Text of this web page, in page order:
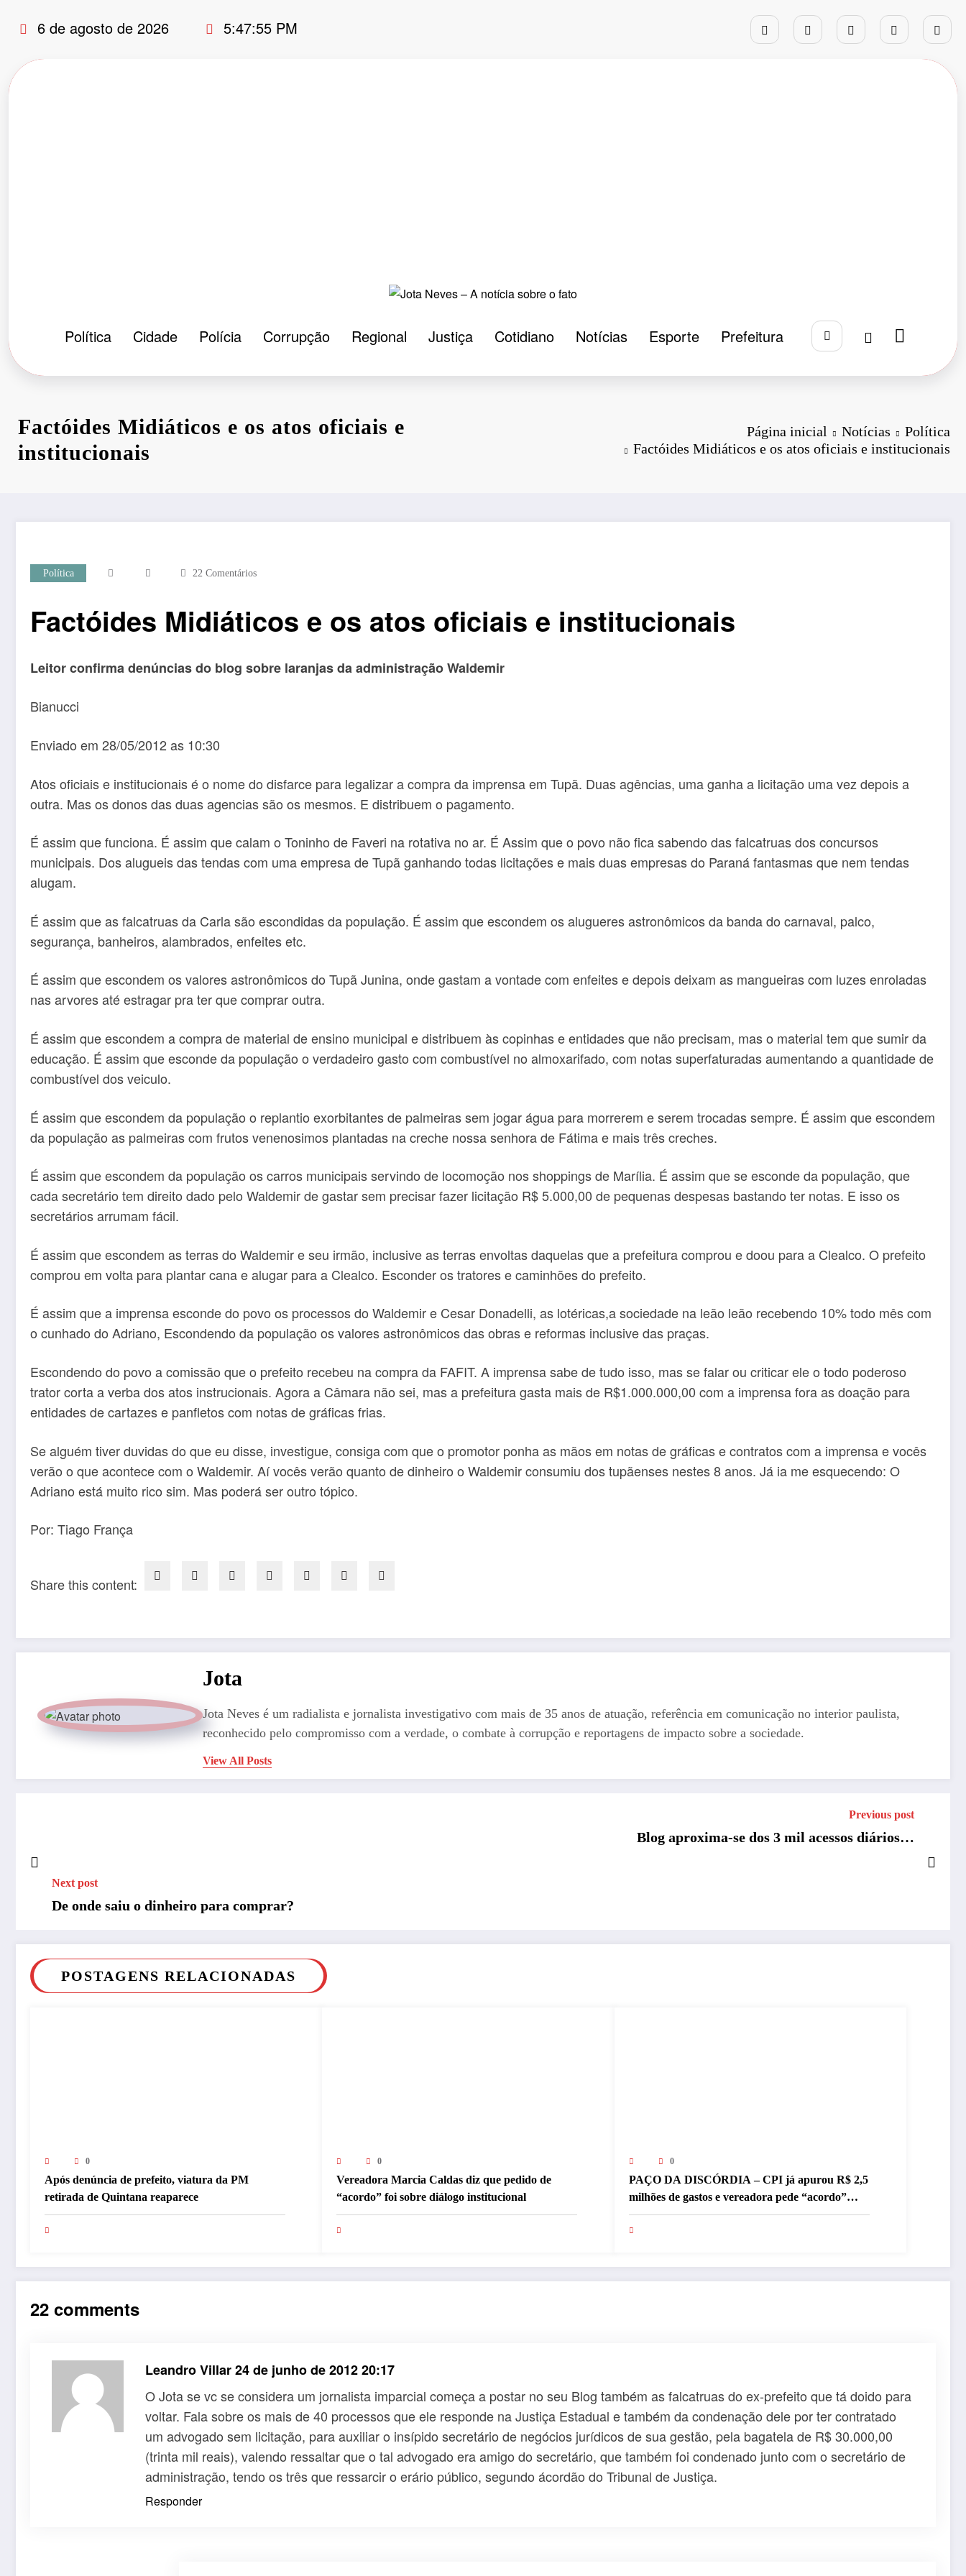
para
conteúdo
6 de agosto de 2026 5:47:56 PM
Política Cidade Polícia Corrupção Regional Justiça Cotidiano Notícias Esporte Prefeitura
Factóides Midiáticos e os atos oficiais e
institucionais
Página inicial Notícias
Política
Factóides Midiáticos e os atos oficiais e institucionais
Política 22 Comentários
Factóides Midiáticos e os atos oficiais e institucionais
Leitor confirma denúncias do blog sobre laranjas da administração Waldemir
Bianucci
Enviado em 28/05/2012 as 10:30
Atos oficiais e institucionais é o nome do disfarce para legalizar a compra da imprensa em Tupã. Duas agências, uma ganha a licitação uma vez depois a
outra. Mas os donos das duas agencias são os mesmos. E distribuem o pagamento.
É assim que funciona. É assim que calam o Toninho de Faveri na rotativa no ar. É Assim que o povo não fica sabendo das falcatruas dos concursos
municipais. Dos alugueis das tendas com uma empresa de Tupã ganhando todas licitações e mais duas empresas do Paraná fantasmas que nem tendas
alugam.
É assim que as falcatruas da Carla são escondidas da população. É assim que escondem os alugueres astronômicos da banda do carnaval, palco,
segurança, banheiros, alambrados, enfeites etc.
É assim que escondem os valores astronômicos do Tupã Junina, onde gastam a vontade com enfeites e depois deixam as mangueiras com luzes enroladas
nas arvores até estragar pra ter que comprar outra.
É assim que escondem a compra de material de ensino municipal e distribuem às copinhas e entidades que não precisam, mas o material tem que sumir da
educação. É assim que esconde da população o verdadeiro gasto com combustível no almoxarifado, com notas superfaturadas aumentando a quantidade de
combustível dos veiculo.
É assim que escondem da população o replantio exorbitantes de palmeiras sem jogar água para morrerem e serem trocadas sempre. É assim que escondem
da população as palmeiras com frutos venenosimos plantadas na creche nossa senhora de Fátima e mais três creches.
É assim que escondem da população os carros municipais servindo de locomoção nos shoppings de Marília. É assim que se esconde da população, que
cada secretário tem direito dado pelo Waldemir de gastar sem precisar fazer licitação R$ 5.000,00 de pequenas despesas bastando ter notas. E isso os
secretários arrumam fácil.
É assim que escondem as terras do Waldemir e seu irmão, inclusive as terras envoltas daquelas que a prefeitura comprou e doou para a Clealco. O prefeito
comprou em volta para plantar cana e alugar para a Clealco. Esconder os tratores e caminhões do prefeito.
É assim que a imprensa esconde do povo os processos do Waldemir e Cesar Donadelli, as lotéricas,a sociedade na leão leão recebendo 10% todo mês com
o cunhado do Adriano, Escondendo da população os valores astronômicos das obras e reformas inclusive das praças.
Escondendo do povo a comissão que o prefeito recebeu na compra da FAFIT. A imprensa sabe de tudo isso, mas se falar ou criticar ele o todo poderoso
trator corta a verba dos atos instrucionais. Agora a Câmara não sei, mas a prefeitura gasta mais de R$1.000.000,00 com a imprensa fora as doação para
entidades de cartazes e panfletos com notas de gráficas frias.
Se alguém tiver duvidas do que eu disse, investigue, consiga com que o promotor ponha as mãos em notas de gráficas e contratos com a imprensa e vocês
verão o que acontece com o Waldemir. Aí vocês verão quanto de dinheiro o Waldemir consumiu dos tupãenses nestes 8 anos. Já ia me esquecendo: O
Adriano está muito rico sim. Mas poderá ser outro tópico.
Por: Tiago França
Share this content:
Jota
Jota Neves é um radialista e jornalista investigativo com mais de 35 anos de atuação, referência em comunicação no interior paulista,
reconhecido pelo compromisso com a verdade, o combate à corrupção e reportagens de impacto sobre a sociedade.
View All Posts
Previous post
Blog aproxima-se dos 3 mil acessos diários…
Next post
De onde saiu o dinheiro para comprar?
POSTAGENS RELACIONADAS
0
Após denúncia de prefeito, viatura da PM
retirada de Quintana reaparece
0
Vereadora Marcia Caldas diz que pedido de
“acordo” foi sobre diálogo institucional
0
PAÇO DA DISCÓRDIA – CPI já apurou R$ 2,5
milhões de gastos e vereadora pede “acordo”
para aprovar R$ 9,5 milhões
22 comments
Leandro Villar24 de junho de 2012 20:17
O Jota se vc se considera um jornalista imparcial começa a postar no seu Blog também as falcatruas do ex-prefeito que tá doido para
voltar. Fala sobre os mais de 40 processos que ele responde na Justiça Estadual e também da condenação dele por ter contratado
um advogado sem licitação, para auxiliar o insípido secretário de negócios jurídicos de sua gestão, pela bagatela de R$ 30.000,00
(trinta mil reais), valendo ressaltar que o tal advogado era amigo do secretário, que também foi condenado junto com o secretário de
administração, tendo os três que ressarcir o erário público, segundo ácordão do Tribunal de Justiça.
Responder